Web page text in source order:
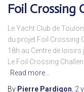
Foil Crossing
Le Yacht Club de
du projet Foil Crossing
18h au Centre de loisirs
Le Foil Crossing
Read more…
By Pierre Pardigon 2